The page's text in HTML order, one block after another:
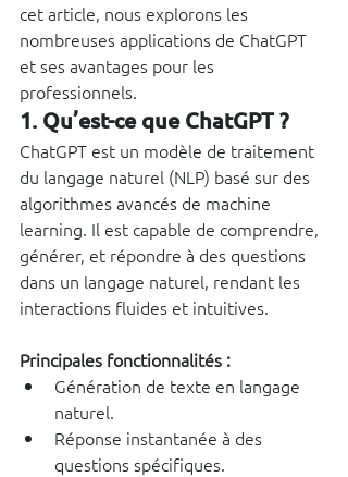
cet article, nous explorons les
nombreuses applications de ChatGPT
et ses avantages pour les
professionnels.
1. Qu’est-ce que ChatGPT ?
ChatGPT est un modèle de traitement
du langage naturel (NLP) basé sur des
algorithmes avancés de machine
learning. Il est capable de comprendre,
générer, et répondre à des questions
dans un langage naturel, rendant les
interactions fluides et intuitives.
Principales fonctionnalités :
Génération de texte en langage
naturel.
Réponse instantanée à des
questions spécifiques.